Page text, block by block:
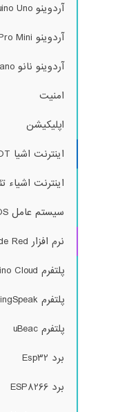
آردوینو Arduino Uno
آردوینو Pro Mini
آردوینو نانو Nano
امنیت
اپلیکیشن
اینترنت اشیا IOT
اینترنت اشیاء
سیستم عامل FreeRTOS
نرم افزار Node Red
پلتفرم Arduino Cloud
پلتفرم ThingSpeak
پلتفرم uBeac
برد Esp32
برد ESP8266